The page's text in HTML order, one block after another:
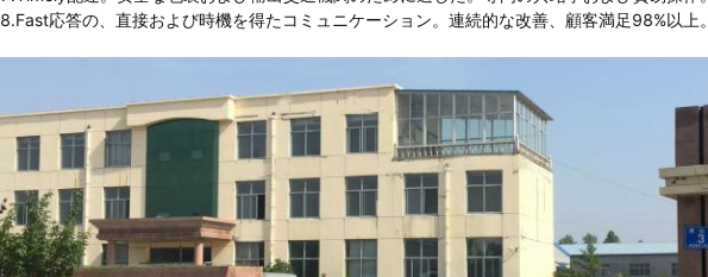
8.Fast応答の、直接および時機を得たコミュニケーション。連続的な改善、顧客満足98%以上。